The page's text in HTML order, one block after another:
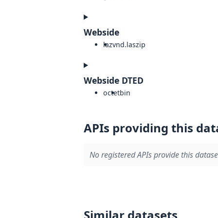
Webside
lazvnd.laszip
Webside DTED
octetbin
APIs providing this
No registered APIs provide this
Similar datasets